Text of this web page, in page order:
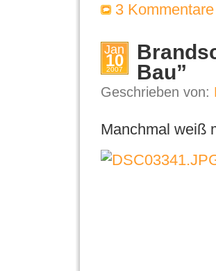
3
Jan
10
2007
Bau”
Geschrieben von:
Manchmal weiß